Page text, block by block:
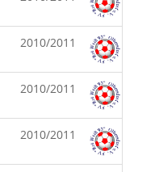
2010/2011
2010/2011
2010/2011